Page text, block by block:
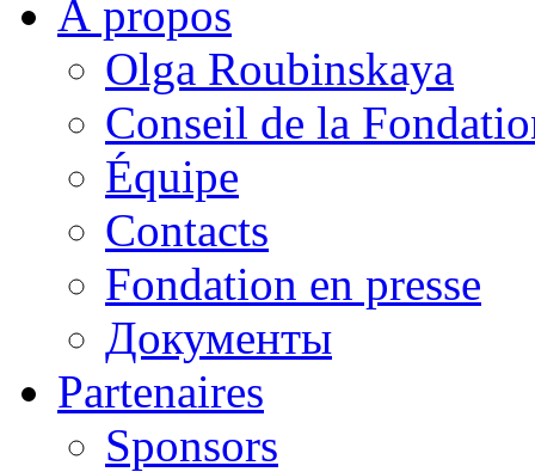
À propos
Olga Roubinskaya
Conseil de la
Équipe
Contacts
Fondation en presse
Документы
Partenaires
Sponsors